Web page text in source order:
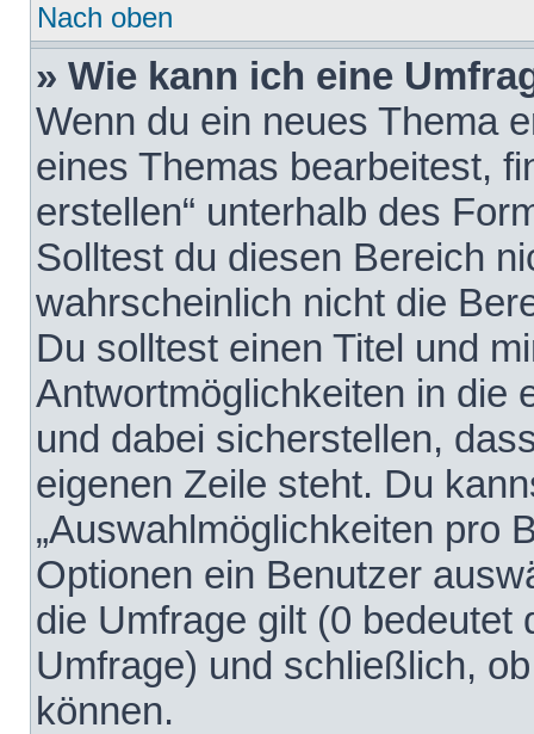
Nach oben
» Wie kann ich eine
Wenn du ein neues Thema
eines Themas bearbeitest,
erstellen“ unterhalb des
Solltest du diesen Bereich
wahrscheinlich nicht die
Du solltest einen Titel und
Antwortmöglichkeiten in die
und dabei sicherstellen,
eigenen Zeile steht. Du
„Auswahlmöglichkeiten pro
Optionen ein Benutzer
die Umfrage gilt (0 bedeutet
Umfrage) und schließlich,
können.